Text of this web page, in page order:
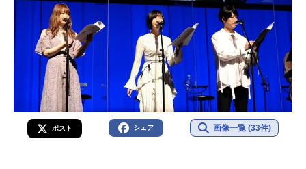
ポスト シェア 画像一覧 (33件)